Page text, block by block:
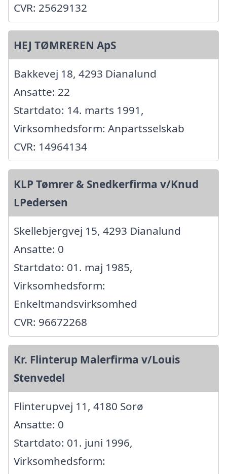
CVR: 25629132
HEJ TØMREREN ApS
Bakkevej 18, 4293 Dianalund
Ansatte: 22
Startdato: 14. marts 1991,
Virksomhedsform: Anpartsselskab
CVR: 14964134
KLP Tømrer & Snedkerfirma v/Knud
LPedersen
Skellebjergvej 15, 4293 Dianalund
Ansatte: 0
Startdato: 01. maj 1985,
Virksomhedsform:
Enkeltmandsvirksomhed
CVR: 96672268
Kr. Flinterup Malerfirma v/Louis
Stenvedel
Flinterupvej 11, 4180 Sorø
Ansatte: 0
Startdato: 01. juni 1996,
Virksomhedsform: